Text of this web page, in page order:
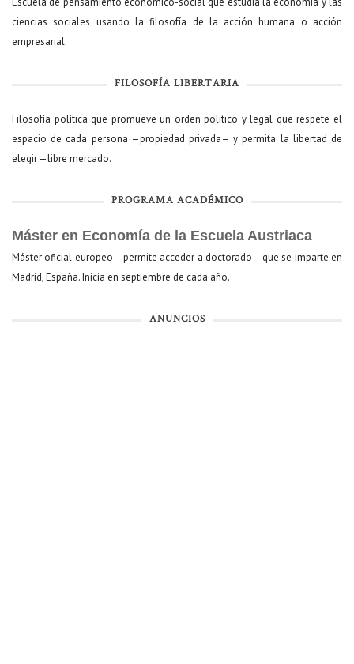
ciencias sociales usando la filosofía de la acción humana o acción
empresarial.
FILOSOFÍA LIBERTARIA
Filosofía política que promueve un orden político y legal que respete el
espacio de cada persona —propiedad privada— y permita la libertad de
elegir —libre mercado.
PROGRAMA ACADÉMICO
Máster en Economía de la Escuela Austriaca
Máster oficial europeo —permite acceder a doctorado— que se imparte en
Madrid, España. Inicia en septiembre de cada año.
ANUNCIOS